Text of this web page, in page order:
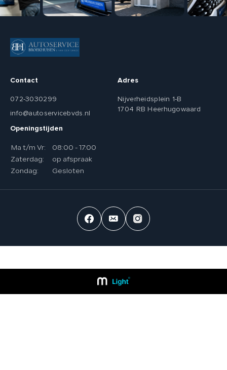
Contact
072-3030299
info@autoservicebvds.nl
Adres
Nijverheidsplein 1-B
1704 RB Heerhugowaard
Openingstijden
Ma t/m Vr:
08:00 - 17:00
Zaterdag:
op afspraak
Zondag:
Gesloten